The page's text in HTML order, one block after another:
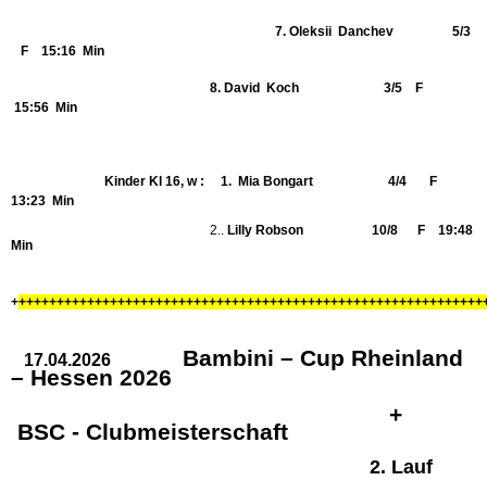
7. Oleksii Danchev 5/3
F 15:16 Min
8. David Koch 3/5
F
15:56 Min
Kinder Kl 16, w : 1. Mia Bongart 4/4 F
13:23 Min
2.. Lilly Robson 10/8 F 19:48
Min
+
17.04.2026 Bambini – Cup Rheinland
– Hessen 2026
+
BSC - Clubmeisterschaft
2. Lauf